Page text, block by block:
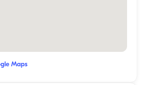
Maps